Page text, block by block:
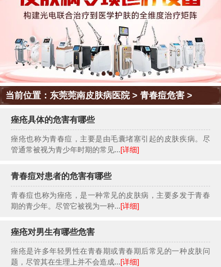
当前位置：东莞莞南皮肤病医院>青春痘危害 >
痤疮具体的危害有哪些
痤疮也称为青春痘，主要是由毛囊堵塞引起的皮肤疾病。尽
管通常被视为青少年时期的常见...[详细]
青春痘对患者的危害有哪些
青春痘也称为痤疮，是一种常见的皮肤病，主要多发于青春
期的青少年。尽管它被视为一种...[详细]
痤疮对男生有哪些危害
痤疮是许多年轻男性在青春期或青春期后常见的一种皮肤问
题，尽管其在生理上并不会造成...[详细]